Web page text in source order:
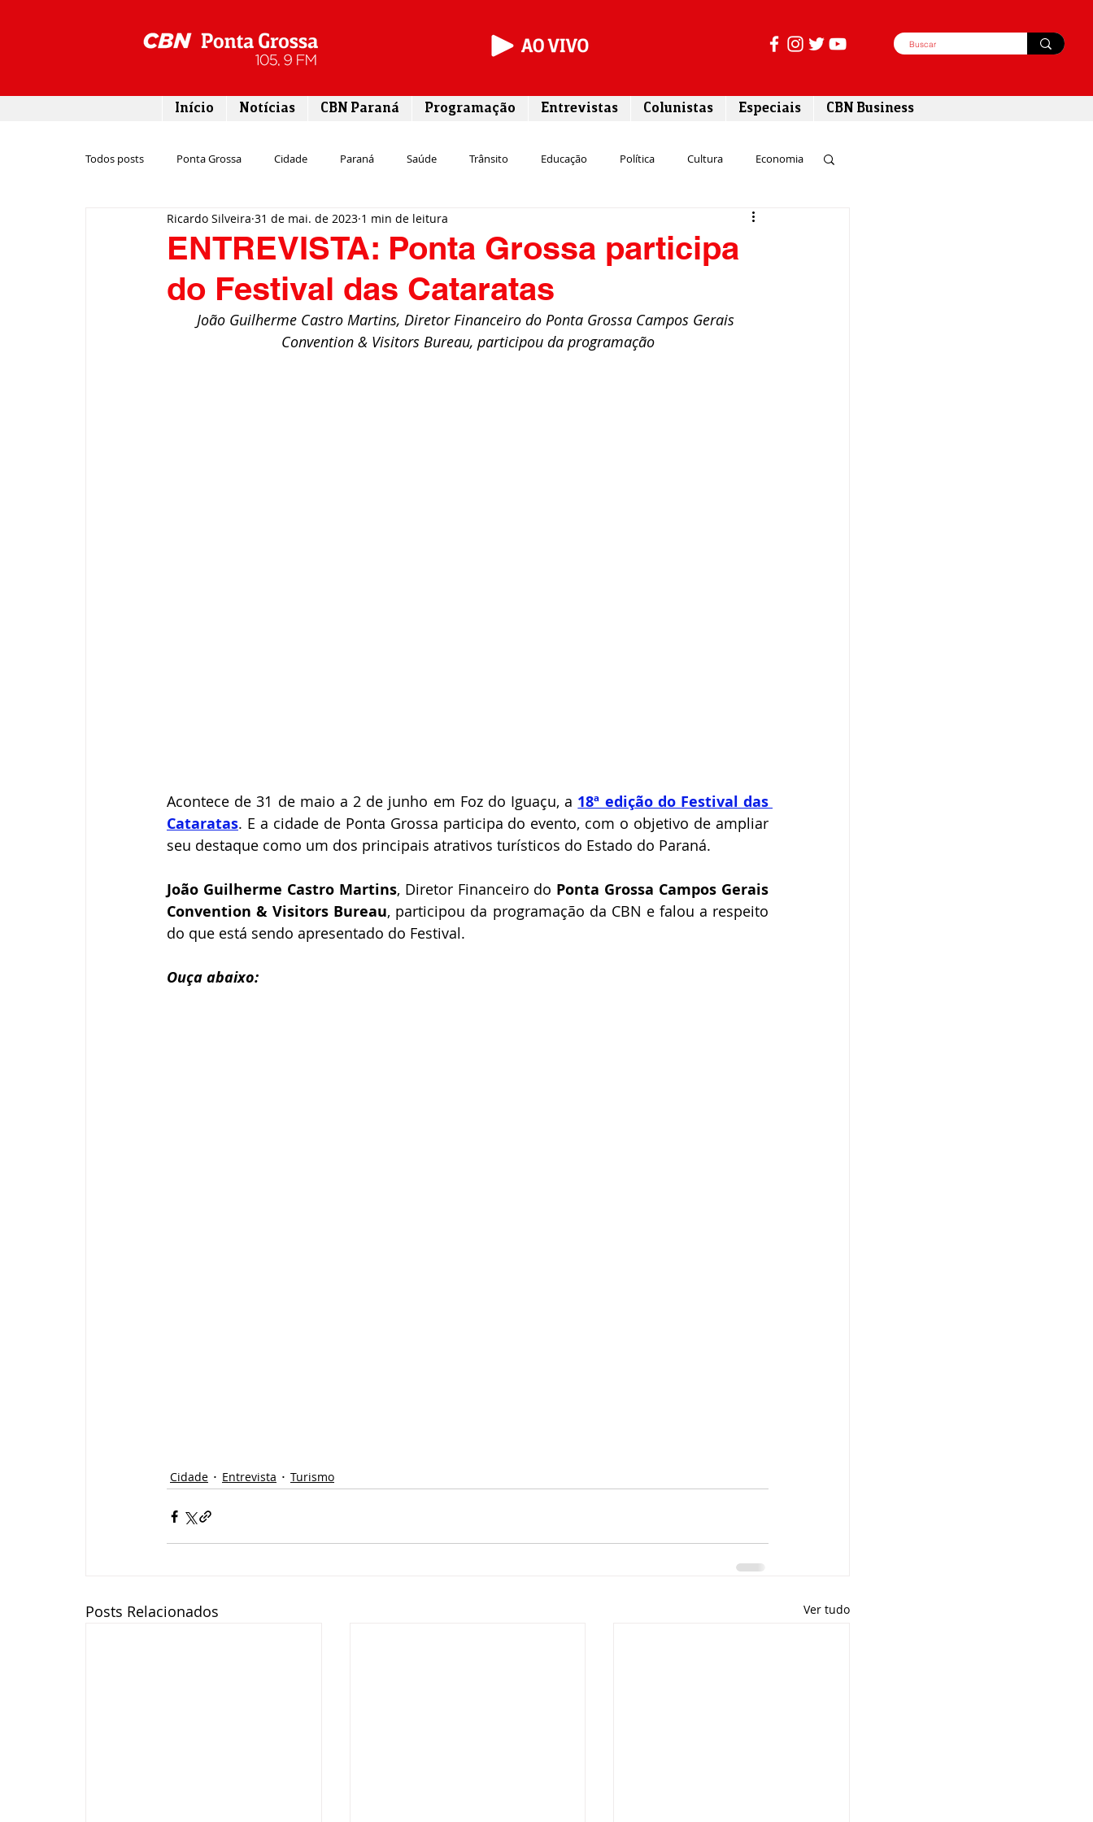
Início Notícias CBN Paraná Programação Entrevistas Colunistas Especiais CBN Business
Todos posts Ponta Grossa Cidade Paraná Saúde Trânsito Educação Política Cultura Economia
Emprego Campos Gerais Segurança
Rodovias Agronegócio Meio ambiente Comunicação
Cultura Assistência Social
ENTREVISTA: Ponta Grossa participa
do Festival das Cataratas
Ricardo Silveira 31 de mai. de 2023 1 min de leitura
João Guilherme Castro Martins, Diretor Financeiro do Ponta Grossa Campos Gerais
Convention & Visitors Bureau, participou da programação
Acontece de 31 de maio a 2 de junho em Foz do Iguaçu, a 18ª edição do Festival das
Cataratas. E a cidade de Ponta Grossa participa do evento, com o objetivo de ampliar
seu destaque como um dos principais atrativos turísticos do Estado do Paraná.
João Guilherme Castro Martins, Diretor Financeiro do Ponta Grossa Campos Gerais
Convention & Visitors Bureau, participou da programação da CBN e falou a respeito
do que está sendo apresentado do Festival.
Ouça abaixo:
Cidade Entrevista Turismo
Posts Relacionados Ver tudo